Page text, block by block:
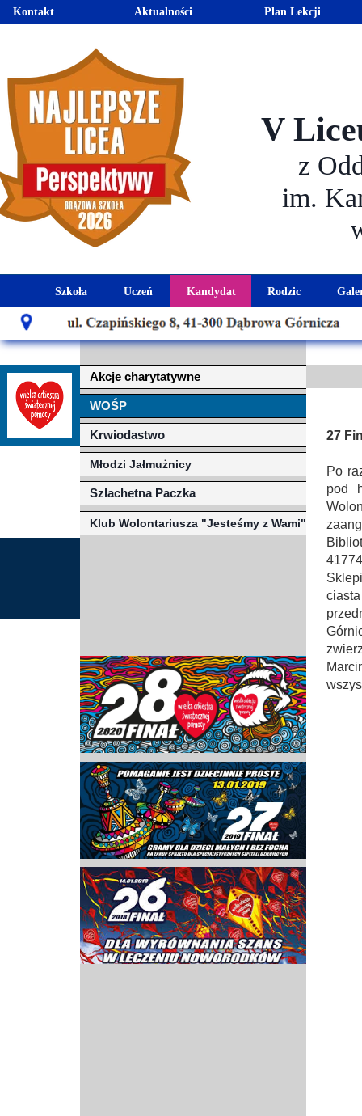
27
Po
pod
Rodzic
Harmonogram
Pomoc
Szkoła
Historia szkoły
Misja szkoły
Kadra pedagogiczna
Rada Szkoły
Sukcesy
Edukator roku
Uczeń
Kalendarz roku szkolnego
Egzaminy i sprawdziany
Matura
Samorząd Szkolny
Wykaz podręczników
Projekty edukacyjne
Gabinet PZiPP
Wyszukiwarka uczelni
Przerwy szkolne
Kandydat
Aktualności dla
Sprawdzian kompetencji
Ważne terminy
Regulamin rekrutacji
Dlaczego Zamoyski?
System rekrutacji
V
z
im.
Plan Lekcji
Aktualności
Kontakt
Krwiodastwo
Klub Wolontariusza "Jesteśmy z Wami"
Szlachetna Paczka
Młodzi Jałmużnicy
WOŚP
Akcje charytatywne